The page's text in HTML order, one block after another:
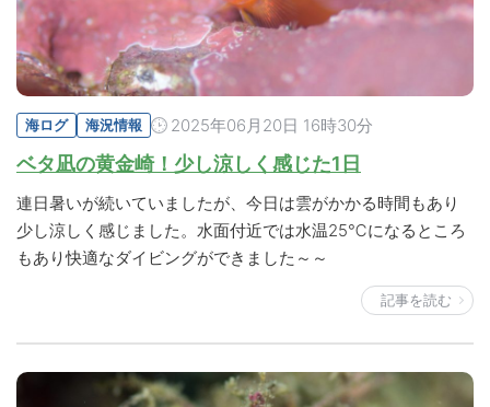
海ログ 海況情報 2025年06月20日 16時30分
ベタ凪の黄金崎！少し涼しく感じた1日
連日暑いが続いていましたが、今日は雲がかかる時間もあり
少し涼しく感じました。水面付近では水温25℃になるところ
もあり快適なダイビングができました～～
記事を読む